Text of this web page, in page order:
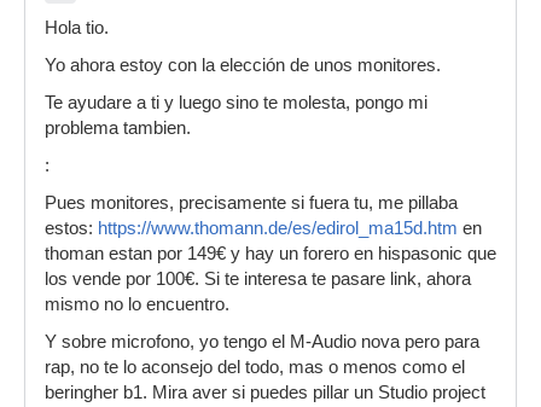
Hola tio.
Yo ahora estoy con la elección de unos monitores.
Te ayudare a ti y luego sino te molesta, pongo mi
problema tambien.
:
Pues monitores, precisamente si fuera tu, me pillaba
estos: https://www.thomann.de/es/edirol_ma15d.htm en
thoman estan por 149€ y hay un forero en hispasonic que
los vende por 100€. Si te interesa te pasare link, ahora
mismo no lo encuentro.
Y sobre microfono, yo tengo el M-Audio nova pero para
rap, no te lo aconsejo del todo, mas o menos como el
beringher b1. Mira aver si puedes pillar un Studio project